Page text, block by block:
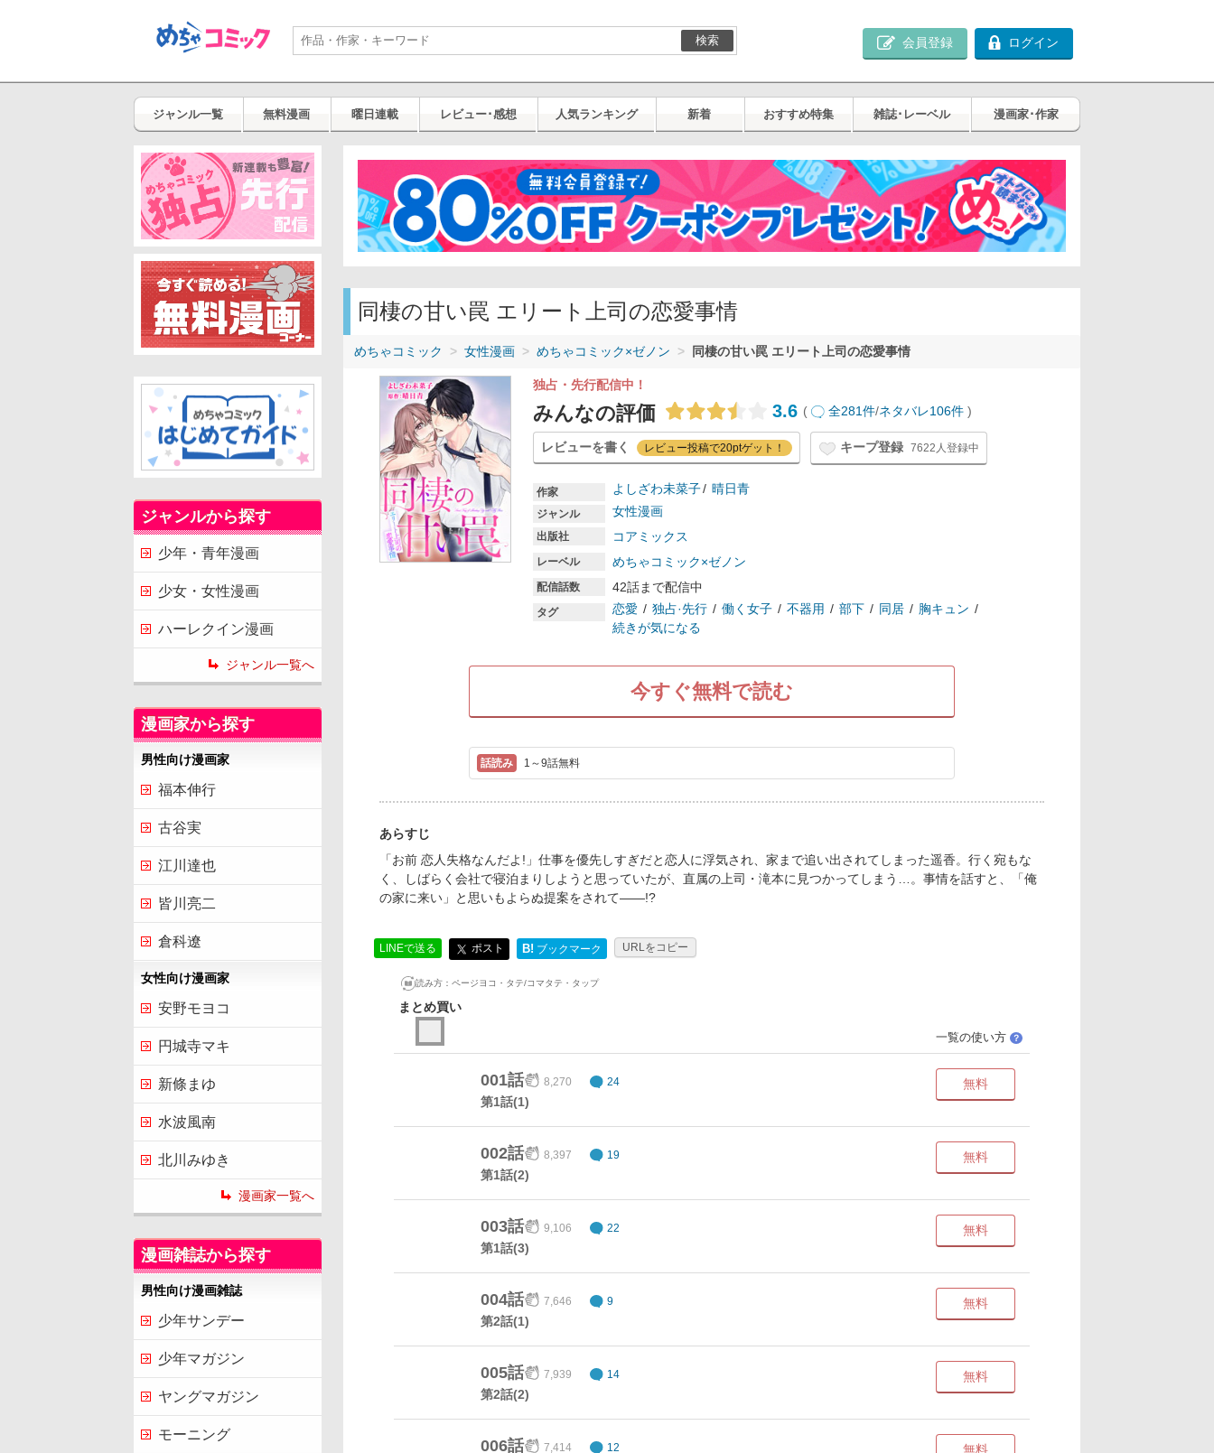
検索 会員登録 ログイン
ジャンル一覧 無料漫画 曜日連載 レビュー･感想 人気ランキング 新着 おすすめ特集 雑誌･レーベル 漫画家･作家
同棲の甘い罠 エリート上司の恋愛事情
めちゃコミック 女性漫画 めちゃコミック×ゼノン 同棲の甘い罠 エリート上司の恋愛事情
独占・先行配信中！
みんなの評価 3.6 ( 全281件/ネタバレ106件 )
レビューを書く レビュー投稿で20ptゲット！ キープ登録 7622人登録中
作家 よしざわ未菜子 晴日青
ジャンル 女性漫画
出版社 コアミックス
レーベル めちゃコミック×ゼノン
配信話数 42話まで配信中
タグ 恋愛 独占·先行 働く女子 不器用 部下 同居
胸キュン
続きが気になる
今すぐ無料で読む
1～9話無料
あらすじ
「お前 恋人失格なんだよ!」仕事を優先しすぎだと恋人に浮気され、家まで追い出されてしまった遥香。行く宛もな
く、しばらく会社で寝泊まりしようと思っていたが、直属の上司・滝本に見つかってしまう…。事情を話すと、「俺
の家に来い」と思いもよらぬ提案をされて――!?
LINEで送る ポスト B! ブックマーク URLをコピー
読み方： ページヨコ・タテ/コマタテ・タップ
まとめ買い
一覧の使い方 ？
001話 8,270 24
第1話(1)
無料
002話 8,397 19
第1話(2)
無料
003話 9,106 22
第1話(3)
無料
004話 7,646 9
第2話(1)
無料
005話 7,939 14
第2話(2)
無料
006話 7,414 12 無料
ジャンルから探す
少年・青年漫画
少女・女性漫画
ハーレクイン漫画
ジャンル一覧へ
漫画家から探す
男性向け漫画家
福本伸行
古谷実
江川達也
皆川亮二
倉科遼
女性向け漫画家
安野モヨコ
円城寺マキ
新條まゆ
水波風南
北川みゆき
漫画家一覧へ
漫画雑誌から探す
男性向け漫画雑誌
少年サンデー
少年マガジン
ヤングマガジン
モーニング